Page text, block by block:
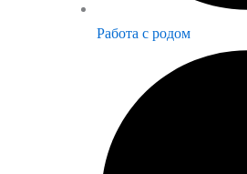
Работа с родом